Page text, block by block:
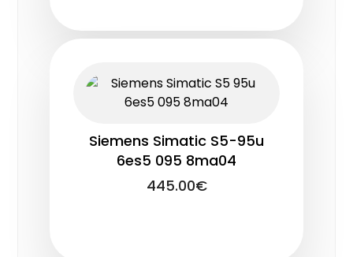
Siemens Simatic S5-95u
6es5 095 8ma04
445.00€